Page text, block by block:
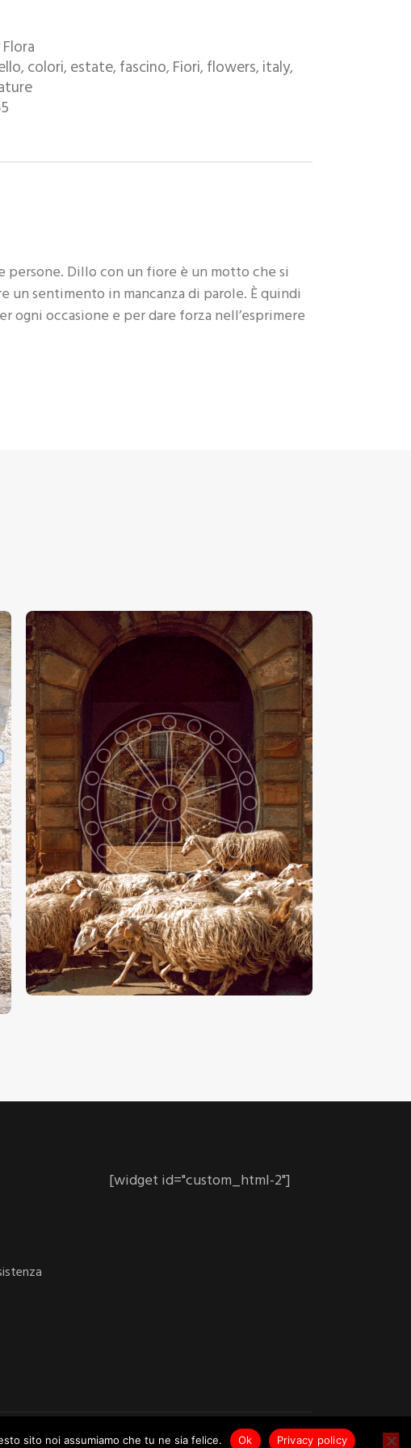
, colori, estate, fascino, Fiori, flowers, italy,
Dillo con un fiore è un motto che si
un sentimento in mancanza di parole. È quindi
occasione e per dare forza nell’esprimere
Pecore
€15.00-€24.00
[widget id="custom_html-2"]
sito noi assumiamo che tu ne sia felice. Ok Privacy policy